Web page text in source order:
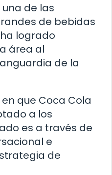
de las
de bebidas
logrado
área al
de la
que Coca Cola
a los
es a través de
e
de